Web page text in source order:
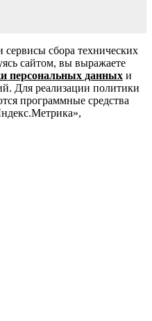
сбора технических
сайтом, вы выражаете
персональных данных и
Для реализации политики
программные средства